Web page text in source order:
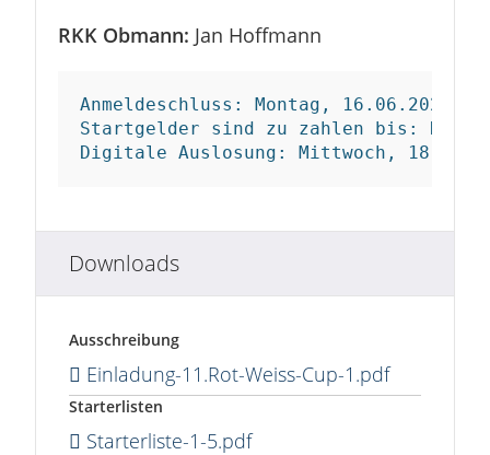
RKK Obmann: Jan Hoffmann
Anmeldeschluss: Montag, 16.06.2025 -
Startgelder sind zu zahlen bis:
Digitale Auslosung: Mittwoch,
Downloads
Ausschreibung
Einladung-11.Rot-Weiss-Cup-1.pdf
Starterlisten
Starterliste-1-5.pdf